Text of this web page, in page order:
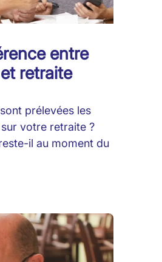
entre
retraite
prélevées les
votre retraite ?
il au moment du